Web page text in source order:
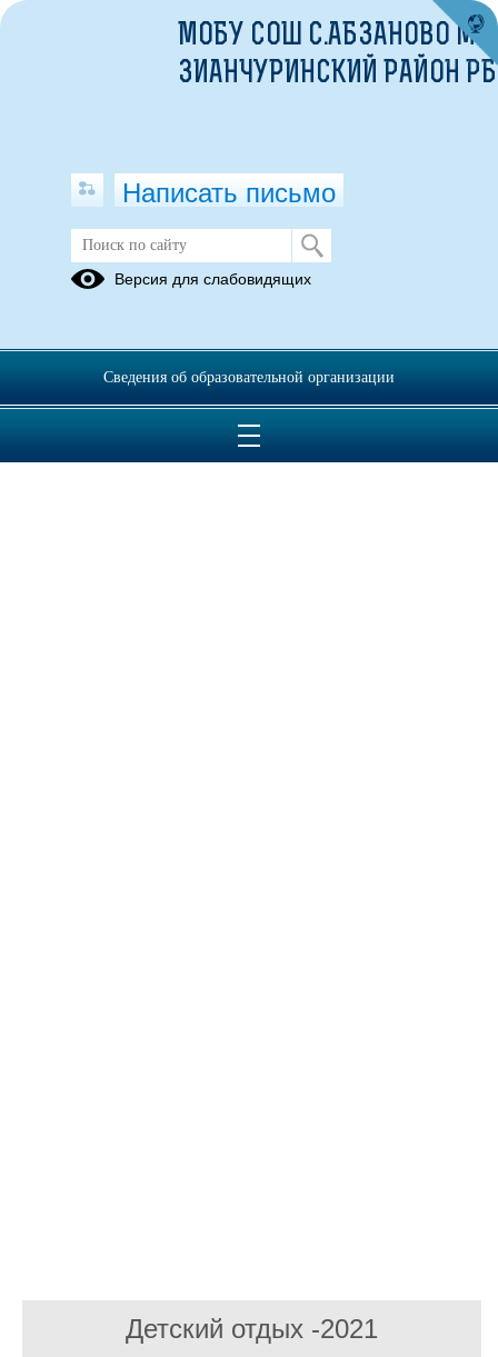
Детский отдых -2021
МОБУ СОШ С.АБЗАНОВО МР
ЗИАНЧУРИНСКИЙ РАЙОН РБ
Написать письмо
Версия для слабовидящих
Сведения об образовательной организации